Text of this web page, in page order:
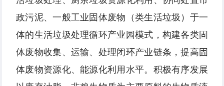
政污泥、一般工业固体废物（类生活垃圾）于一
体的生活垃圾处理循环产业园模式，构建各类固
体废物收集、运输、处理闭环产业链条，提高固
体废物资源化、能源化利用水平。积极有序发展